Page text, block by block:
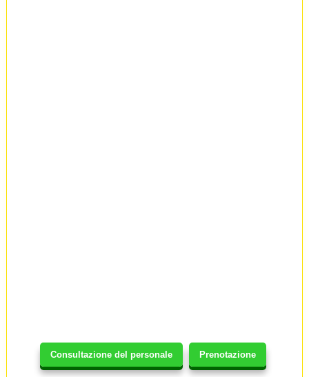
Consultazione del personale Prenotazione